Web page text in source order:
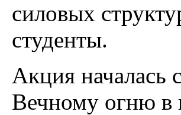
силовых
студенты.
Акция началась
Вечному огню в